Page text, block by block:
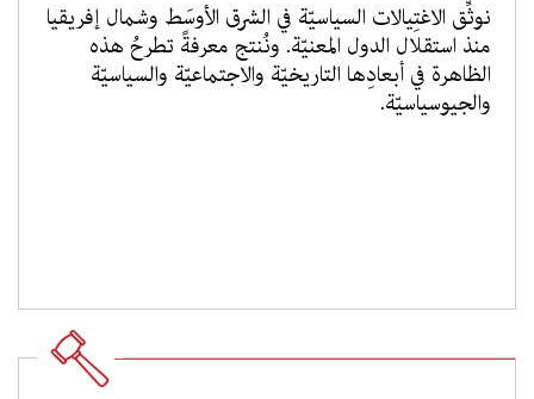
نوثِّق الاغتِيالات السياسيّة في الشرق الأوسَط وشمال إفريقيا
منذ استقلال الدول المعنيّة. ونُنتج معرفةً تطرحُ هذه
الظاهرة في أبعادِها التاريخيّة والاجتماعيّة والسياسيّة
والجيوسياسيّة.